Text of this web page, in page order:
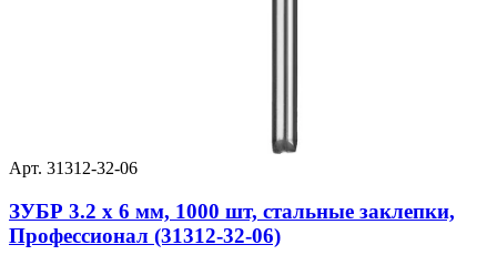
Арт. 31312-32-06
ЗУБР 3.2 x 6 мм, 1000 шт, стальные заклепки,
Профессионал (31312-32-06)